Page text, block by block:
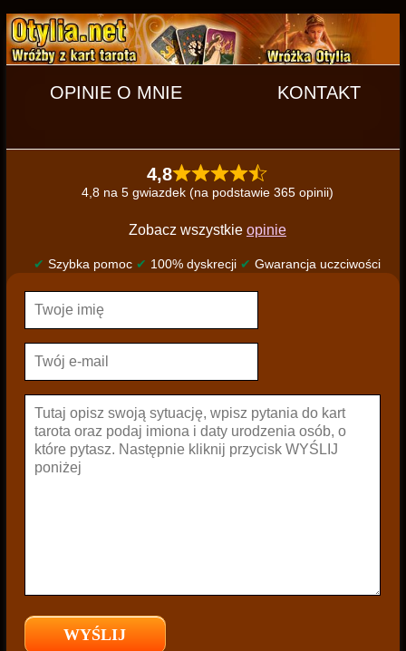
OPINIE O MNIE KONTAKT
4,8
4,8 na 5 gwiazdek (na podstawie 365 opinii)
Zobacz wszystkie opinie
✔ Szybka pomoc ✔ 100% dyskrecji ✔ Gwarancja uczciwości